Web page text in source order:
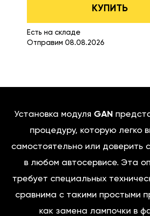
КУПИТЬ
Есть на складе
Отправим 08.08.2026
Установка модуля GAN
процедуру, которую легко
самостоятельно или доверить
в любом автосервисе. Эта
требует специальных
сравнима с такими простыми
как замена лампочки в